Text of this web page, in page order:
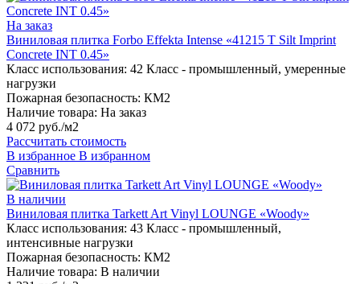
На заказ
Виниловая плитка Forbo Effekta Intense «41215 T Silt Imprint
Concrete INT 0.45»
Класс использования: 42 Класс - промышленный, умеренные
нагрузки
Пожарная безопасность: КМ2
Наличие товара: На заказ
4 072 руб./м2
Рассчитать стоимость
В избранное В избранном
Сравнить
В наличии
Виниловая плитка Tarkett Art Vinyl LOUNGE «Woody»
Класс использования: 43 Класс - промышленный,
интенсивные нагрузки
Пожарная безопасность: КМ2
Наличие товара: В наличии